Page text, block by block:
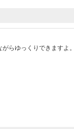
らゆっくりできますよ。